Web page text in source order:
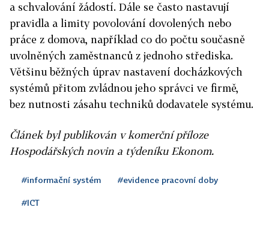
a schvalování žádostí. Dále se často nastavují
pravidla a limity povolování dovolených nebo
práce z domova, například co do počtu současně
uvolněných zaměstnanců z jednoho střediska.
Většinu běžných úprav nastavení docházkových
systémů přitom zvládnou jeho správci ve firmě,
bez nutnosti zásahu techniků dodavatele systému.
Článek byl publikován v komerční příloze
Hospodářských novin a týdeníku Ekonom.
#informační systém #evidence pracovní doby
#ICT